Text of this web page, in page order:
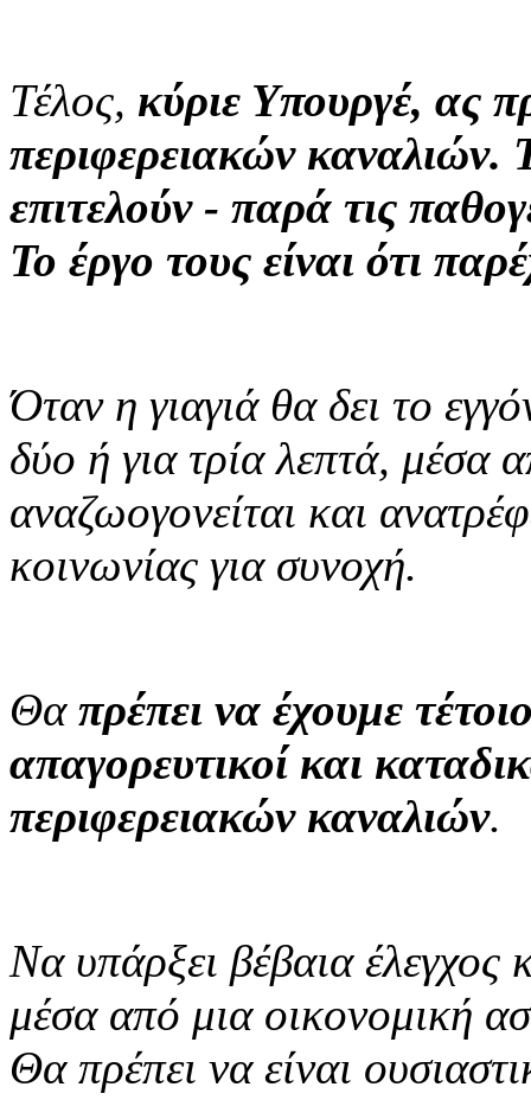
Τέλος, κύριε Υπουργέ, ας
περιφερειακών καναλιών.
επιτελούν - παρά τις
Το έργο τους είναι ότι
Όταν η γιαγιά θα δει το
δύο ή για τρία λεπτά, μέσα
αναζωογονείται και
κοινωνίας για συνοχή.
Θα πρέπει να έχουμε
απαγορευτικοί και
περιφερειακών καναλιών.
Να υπάρξει βέβαια έλεγχος
μέσα από μια οικονομική
Θα πρέπει να είναι